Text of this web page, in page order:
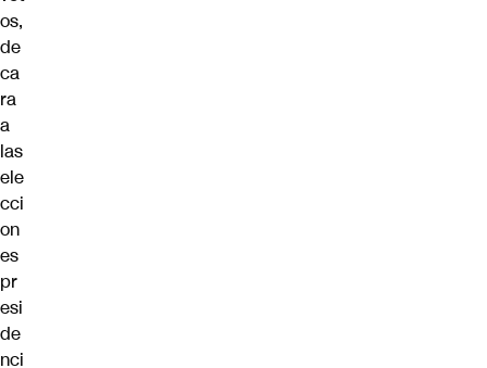
os,
de
ca
ra
a
las
ele
cci
on
es
pr
esi
de
nci